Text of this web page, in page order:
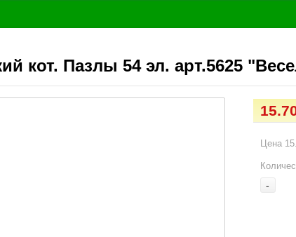
кот. Пазлы 54 эл. арт.5625
Цена
-